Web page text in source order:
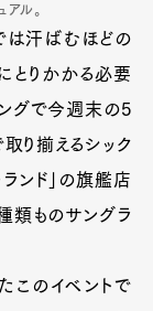
ル。
は汗ばむほどの
とりかかる必要
ングで今週末の5
取り揃えるシック
ランド」の旗艦店
類ものサングラ
このイベントで